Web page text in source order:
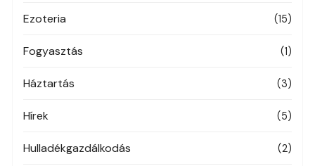
Ezoteria (15)
Fogyasztás (1)
Háztartás (3)
Hírek (5)
Hulladékgazdálkodás (2)